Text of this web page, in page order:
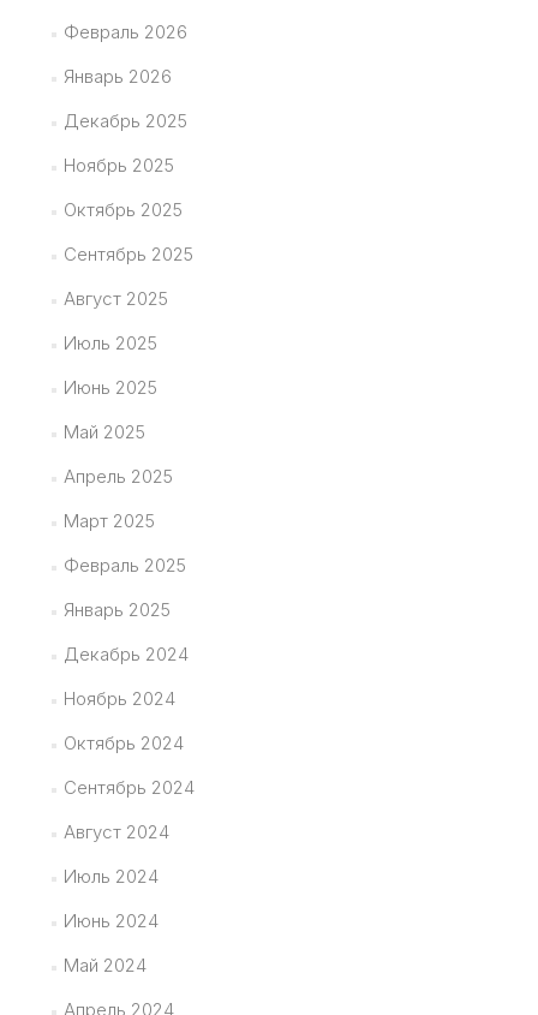
Февраль 2026
Январь 2026
Декабрь 2025
Ноябрь 2025
Октябрь 2025
Сентябрь 2025
Август 2025
Июль 2025
Июнь 2025
Май 2025
Апрель 2025
Март 2025
Февраль 2025
Январь 2025
Декабрь 2024
Ноябрь 2024
Октябрь 2024
Сентябрь 2024
Август 2024
Июль 2024
Июнь 2024
Май 2024
Апрель 2024